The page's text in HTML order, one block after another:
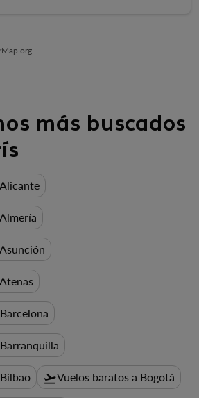
más buscados
flight_takeoffVuelos baratos a Bogotá